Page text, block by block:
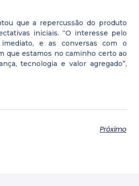
que a repercussão do produto
iniciais. “O interesse pelo
e as conversas com o
que estamos no caminho certo ao
tecnologia e valor agregado”,
Próximo